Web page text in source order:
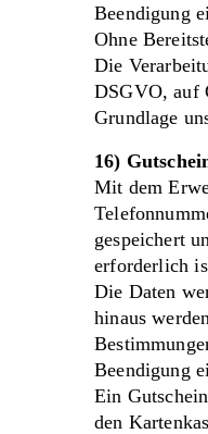
Beendigung
Ohne
Die
DSGVO, auf
Grundlage
16)
Mit dem
gespeichert
erforderlich
Die Daten
hinaus
Beendigung
Ein
den